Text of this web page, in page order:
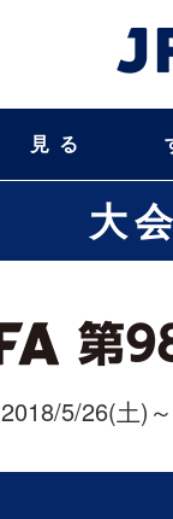
見る
大
2018/5/26(土)